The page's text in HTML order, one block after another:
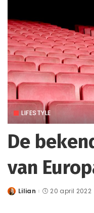
LIFESTYLE
De
van
Posted
Lilian 20 april 2022